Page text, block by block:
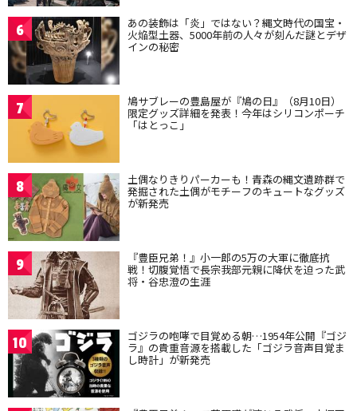
6 あの装飾は「炎」ではない？縄文時代の国宝・
火焔型土器、5000年前の人々が刻んだ謎とデザ
インの秘密
7 鳩サブレーの豊島屋が『鳩の日』（8月10日）
限定グッズ詳細を発表！今年はシリコンポーチ
「はとっこ」
8 土偶なりきりパーカーも！青森の縄文遺跡群で
発掘された土偶がモチーフのキュートなグッズ
が新発売
9 『豊臣兄弟！』小一郎の5万の大軍に徹底抗
戦！切腹覚悟で長宗我部元親に降伏を迫った武
将・谷忠澄の生涯
10 ゴジラの咆哮で目覚める朝…1954年公開『ゴジ
ラ』の貴重音源を搭載した「ゴジラ音声目覚ま
し時計」が新発売